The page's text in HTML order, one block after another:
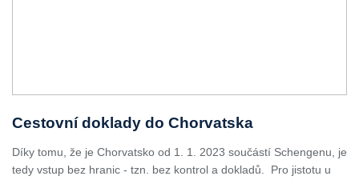
Cestovní doklady do Chorvatska
Díky tomu, že je Chorvatsko od 1. 1. 2023 součástí Schengenu, je
tedy vstup bez hranic - tzn. bez kontrol a dokladů. Pro jistotu u